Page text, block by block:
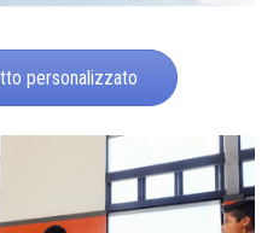
personalizzato